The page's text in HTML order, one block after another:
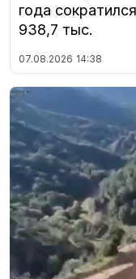
года
938,7 тыс.
07.08.2026 14:38